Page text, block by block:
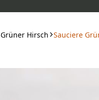
Grüner Hirsch Sauciere